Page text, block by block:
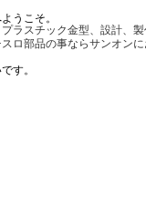
うこそ。
ラスチック金型、設計、
ロ部品の事ならサンオン
す。